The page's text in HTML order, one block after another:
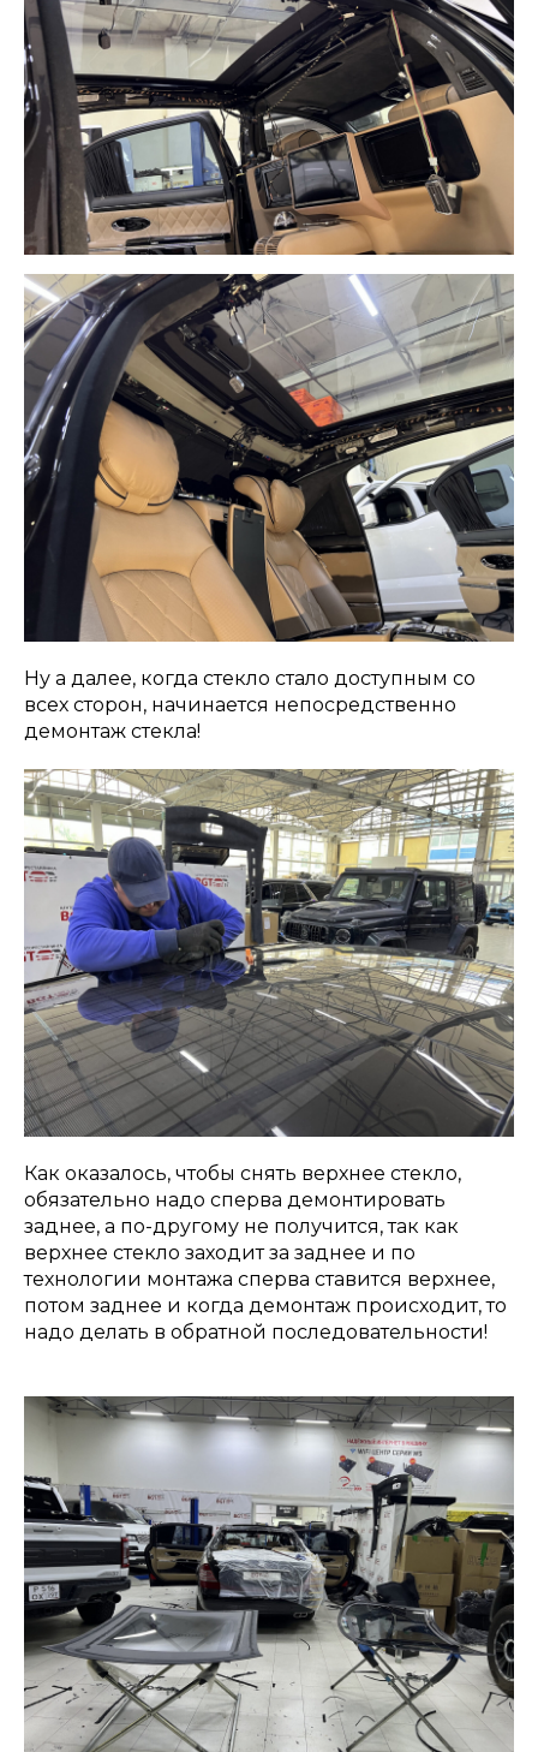
Ну а далее, когда стекло стало доступным со
всех сторон, начинается непосредственно
демонтаж стекла!
Как оказалось, чтобы снять верхнее стекло,
обязательно надо сперва демонтировать
заднее, а по-другому не получится, так как
верхнее стекло заходит за заднее и по
технологии монтажа сперва ставится верхнее,
потом заднее и когда демонтаж происходит, то
надо делать в обратной последовательности!